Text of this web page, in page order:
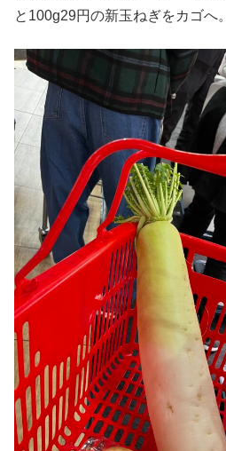
と100g29円の新玉ねぎをカゴへ。